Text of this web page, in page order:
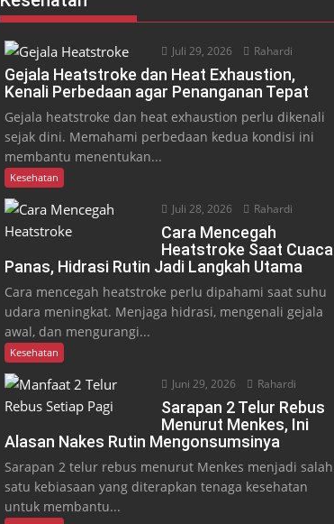
Juli 29, 2026 Rahardi
Gejala Heatstroke dan Heat Exhaustion,
Kenali Perbedaan agar Penanganan Tepat
Gejala heatstroke dan heat exhaustion perlu dikenali
sejak dini. Memahami perbedaan kedua kondisi ini
membantu menentukan...
Kesehatan
Juli 28, 2026 Rahardi
Cara Mencegah
Heatstroke Saat Cuaca
Panas, Hidrasi Rutin Jadi Langkah Utama
Cara mencegah heatstroke perlu dipahami saat suhu
udara meningkat. Menjaga hidrasi, mengenali gejala
awal, dan mengurangi...
Kesehatan
Juni 29, 2026 Rahardi
Sarapan 2 Telur Rebus
Menurut Menkes, Ini
Alasan Nakes Rutin Mengonsumsinya
Sarapan 2 telur rebus menurut Menkes menjadi salah
satu kebiasaan yang diterapkan tenaga kesehatan
untuk membantu...